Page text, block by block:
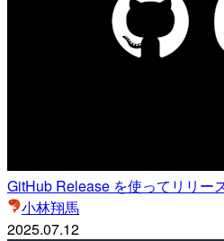
GitHub Release を使ってリリー
小林翔馬
2025.07.12